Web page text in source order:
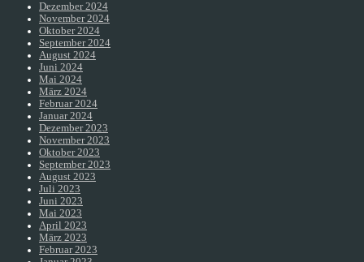
Dezember 2024
November 2024
Oktober 2024
September 2024
August 2024
Juni 2024
Mai 2024
März 2024
Februar 2024
Januar 2024
Dezember 2023
November 2023
Oktober 2023
September 2023
August 2023
Juli 2023
Juni 2023
Mai 2023
April 2023
März 2023
Februar 2023